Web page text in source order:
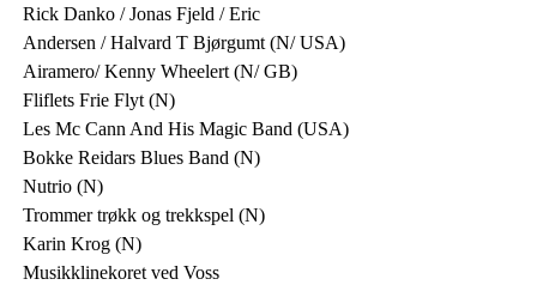
Rick Danko / Jonas Fjeld / Eric
Andersen / Halvard T Bjørgumt (N/ USA)
Airamero/ Kenny Wheelert (N/ GB)
Fliflets Frie Flyt (N)
Les Mc Cann And His Magic Band (USA)
Bokke Reidars Blues Band (N)
Nutrio (N)
Trommer trøkk og trekkspel (N)
Karin Krog (N)
Musikklinekoret ved Voss